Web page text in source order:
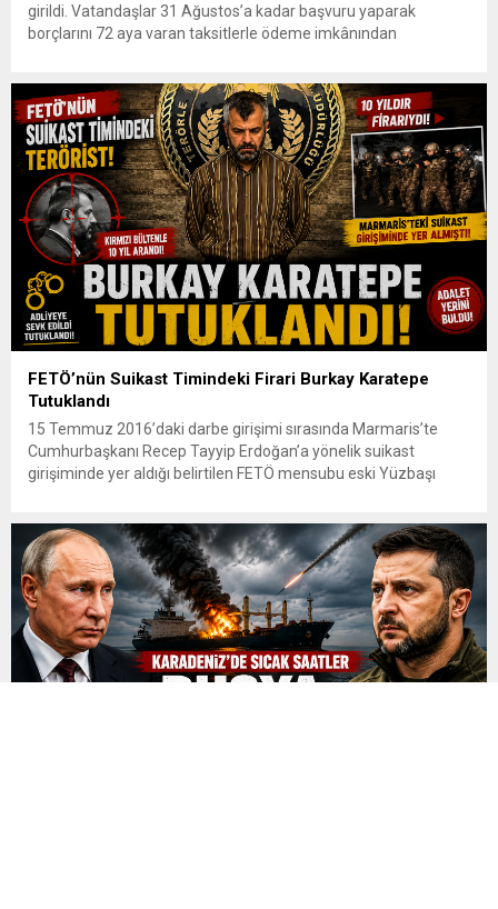
girildi. Vatandaşlar 31 Ağustos’a kadar başvuru yaparak
borçlarını 72 aya varan taksitlerle ödeme imkânından
başvurular 31 Ağustos tarihinde sona eriyor. Hak sahiplerine 72
aya varan...
FETÖ’nün Suikast Timindeki Firari Burkay Karatepe
Tutuklandı
15 Temmuz 2016’daki darbe girişimi sırasında Marmaris’te
Cumhurbaşkanı Recep Tayyip Erdoğan’a yönelik suikast
girişiminde yer aldığı belirtilen FETÖ mensubu eski Yüzbaşı
günlerde Afyonkarahisar’da düzenlenen operasyonla
yakalanmıştı. Emniyet Genel Müdürlüğü İstihbarat Başkanlığı
koordinasyonunda yürütülen çalışmalar...